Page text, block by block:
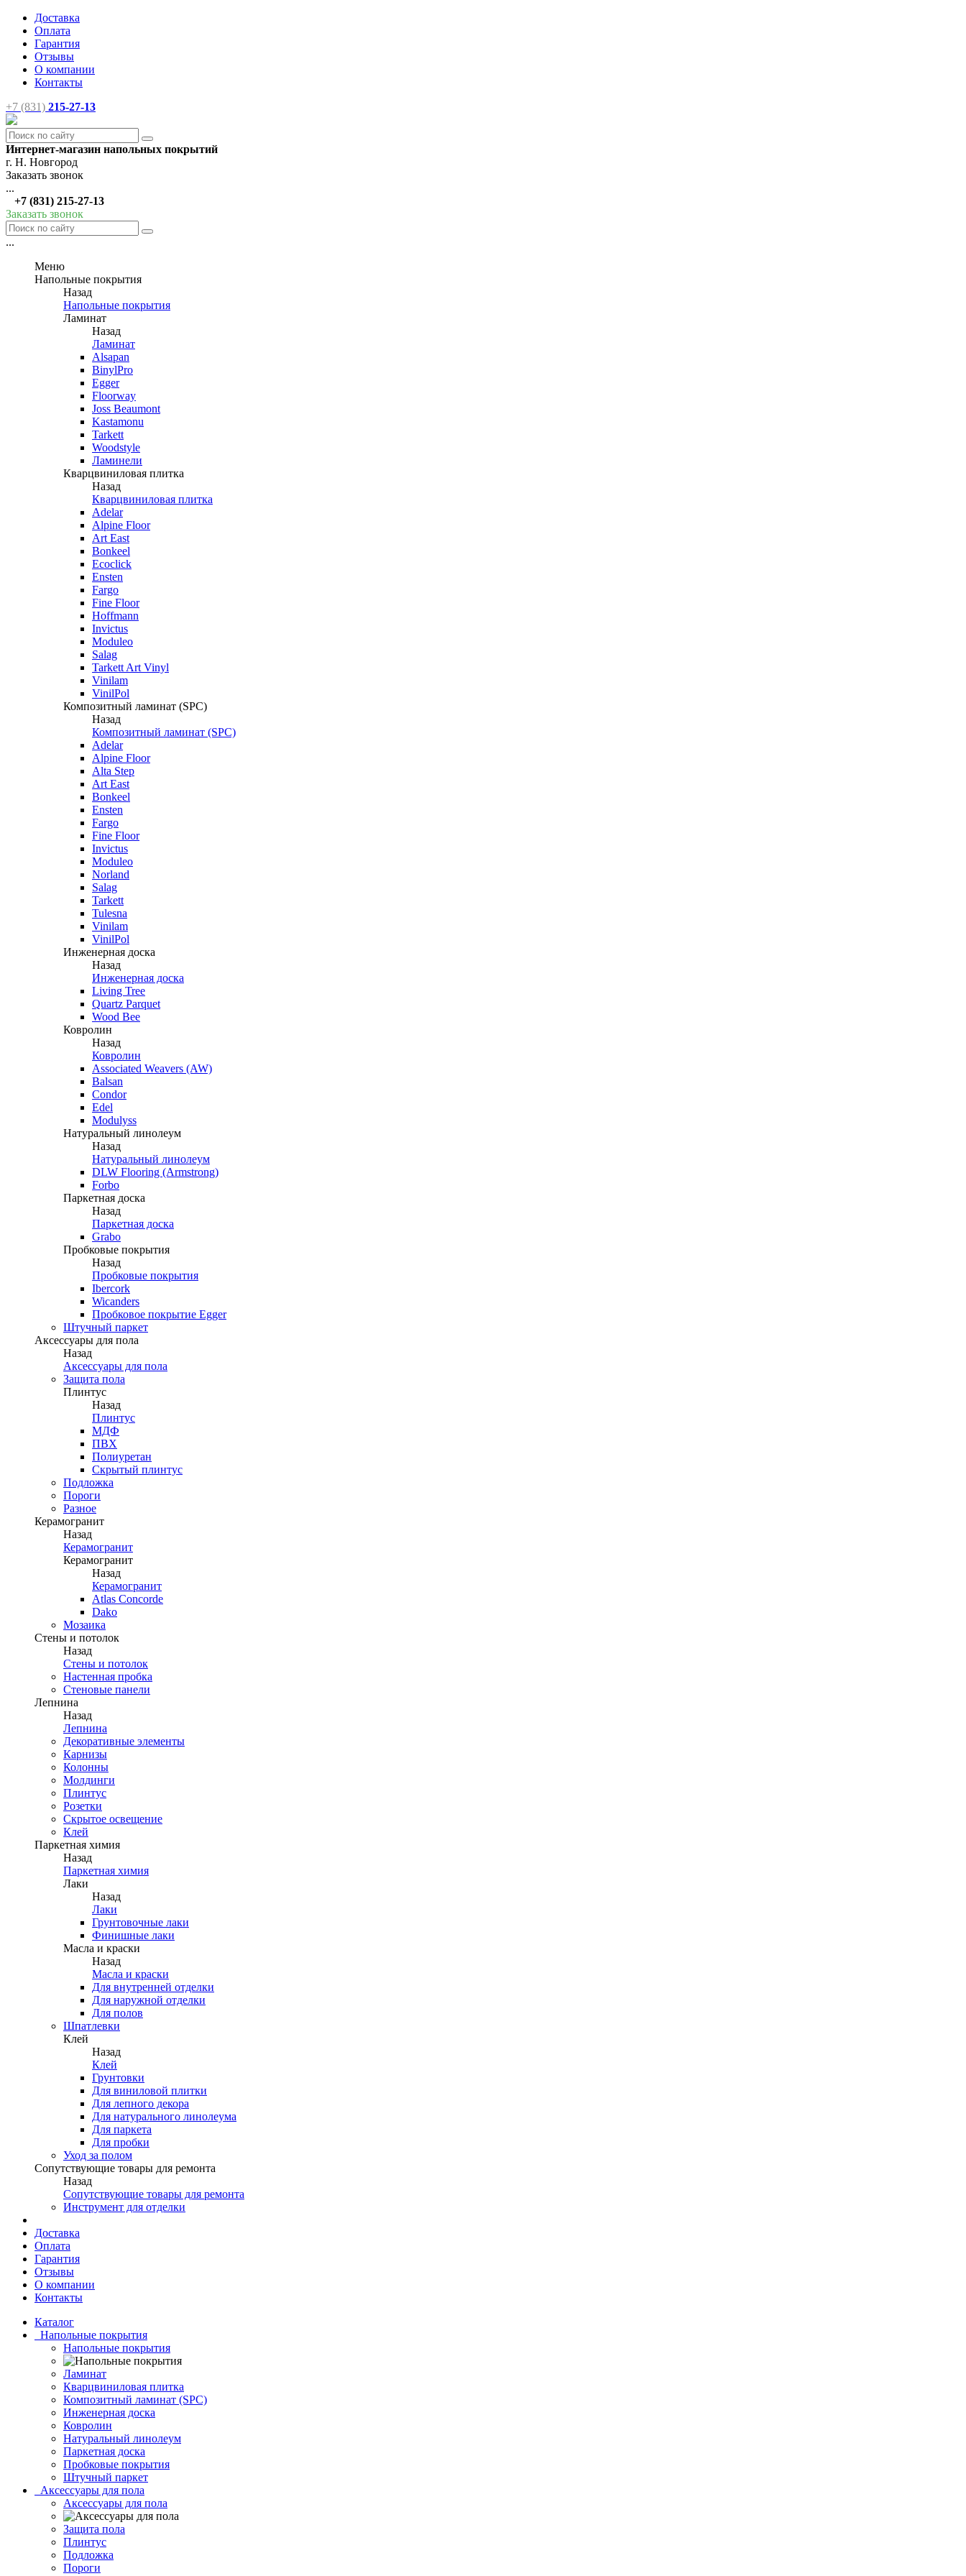
Доставка
Оплата
Гарантия
Отзывы
О компании
Контакты
+7 (831) 215-27-13
Интернет-магазин напольных покрытий
г. Н. Новгород
Заказать звонок
...
+7 (831) 215-27-13
Заказать звонок
...
Меню
Напольные покрытия
Назад
Напольные покрытия
Ламинат
Назад
Ламинат
Alsapan
BinylPro
Egger
Floorway
Joss Beaumont
Kastamonu
Tarkett
Woodstyle
Ламинели
Кварцвиниловая плитка
Назад
Кварцвиниловая плитка
Adelar
Alpine Floor
Art East
Bonkeel
Ecoclick
Ensten
Fargo
Fine Floor
Hoffmann
Invictus
Moduleo
Salag
Tarkett Art Vinyl
Vinilam
VinilPol
Композитный ламинат (SPC)
Назад
Композитный ламинат (SPC)
Adelar
Alpine Floor
Alta Step
Art East
Bonkeel
Ensten
Fargo
Fine Floor
Invictus
Moduleo
Norland
Salag
Tarkett
Tulesna
Vinilam
VinilPol
Инженерная доска
Назад
Инженерная доска
Living Tree
Quartz Parquet
Wood Bee
Ковролин
Назад
Ковролин
Associated Weavers (AW)
Balsan
Condor
Edel
Modulyss
Натуральный линолеум
Назад
Натуральный линолеум
DLW Flooring (Armstrong)
Forbo
Паркетная доска
Назад
Паркетная доска
Grabo
Пробковые покрытия
Назад
Пробковые покрытия
Ibercork
Wicanders
Пробковое покрытие Egger
Штучный паркет
Аксессуары для пола
Назад
Аксессуары для пола
Защита пола
Плинтус
Назад
Плинтус
МДФ
ПВХ
Полиуретан
Скрытый плинтус
Подложка
Пороги
Разное
Керамогранит
Назад
Керамогранит
Керамогранит
Назад
Керамогранит
Atlas Concorde
Dako
Мозаика
Стены и потолок
Назад
Стены и потолок
Настенная пробка
Стеновые панели
Лепнина
Назад
Лепнина
Декоративные элементы
Карнизы
Колонны
Молдинги
Плинтус
Розетки
Скрытое освещение
Клей
Паркетная химия
Назад
Паркетная химия
Лаки
Назад
Лаки
Грунтовочные лаки
Финишные лаки
Масла и краски
Назад
Масла и краски
Для внутренней отделки
Для наружной отделки
Для полов
Шпатлевки
Клей
Назад
Клей
Грунтовки
Для виниловой плитки
Для лепного декора
Для натурального линолеума
Для паркета
Для пробки
Уход за полом
Сопутствующие товары для ремонта
Назад
Сопутствующие товары для ремонта
Инструмент для отделки
Доставка
Оплата
Гарантия
Отзывы
О компании
Контакты
Каталог
Напольные покрытия
Напольные покрытия
Ламинат
Кварцвиниловая плитка
Композитный ламинат (SPC)
Инженерная доска
Ковролин
Натуральный линолеум
Паркетная доска
Пробковые покрытия
Штучный паркет
Аксессуары для пола
Аксессуары для пола
Защита пола
Плинтус
Подложка
Пороги